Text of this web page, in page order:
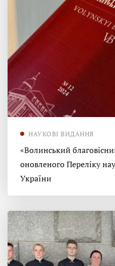
НАУКОВІ ВИДАННЯ
«Волинський
оновленого Переліку
України